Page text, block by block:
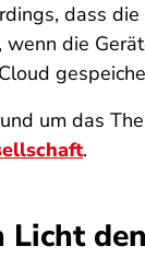
dass die
wenn die
um das
.
Licht